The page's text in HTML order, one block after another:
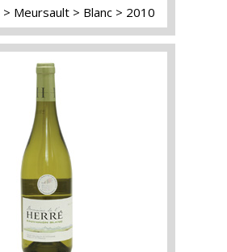
Meursault Blanc 2010